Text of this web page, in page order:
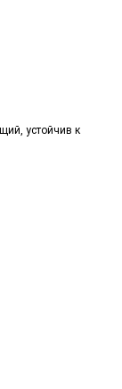
устойчив к